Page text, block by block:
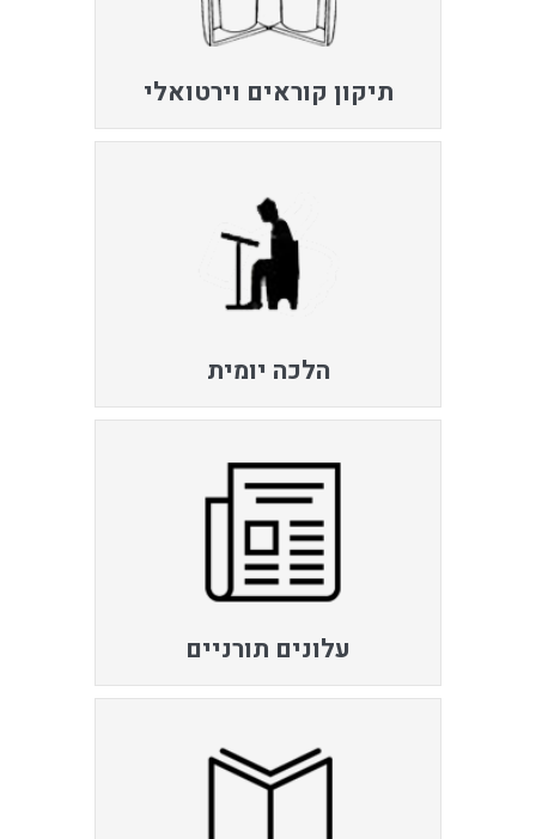
תיקון קוראים וירטואלי
הלכה יומית
עלונים תורניים